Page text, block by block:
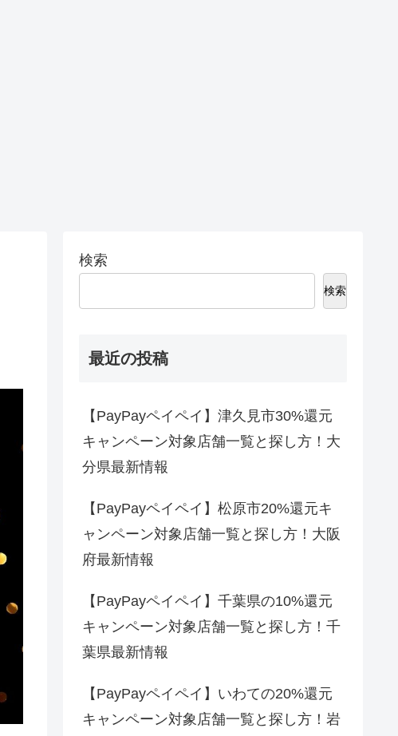
検索
検索
最近の投稿
【PayPayペイペイ】津久見市30%還元
キャンペーン対象店舗一覧と探し方！大
分県最新情報
【PayPayペイペイ】松原市20%還元キ
ャンペーン対象店舗一覧と探し方！大阪
府最新情報
【PayPayペイペイ】千葉県の10%還元
キャンペーン対象店舗一覧と探し方！千
葉県最新情報
【PayPayペイペイ】いわての20%還元
キャンペーン対象店舗一覧と探し方！岩